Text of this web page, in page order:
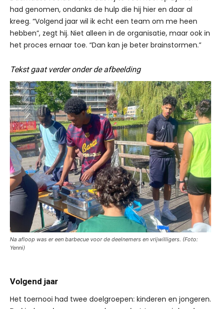
had genomen, ondanks de hulp die hij hier en daar al
kreeg. “Volgend jaar wil ik echt een team om me heen
hebben”, zegt hij. Niet alleen in de organisatie, maar ook in
het proces ernaar toe. “Dan kan je beter brainstormen.”
Tekst gaat verder onder de afbeelding
Na afloop was er een barbecue voor de deelnemers en vrijwilligers. (Foto:
Yenni)
Volgend jaar
Het toernooi had twee doelgroepen: kinderen en jongeren.